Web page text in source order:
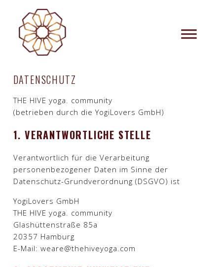
DATENSCHUTZ
THE HIVE yoga. community
(betrieben durch die YogiLovers GmbH)
1. VERANTWORTLICHE STELLE
Verantwortlich für die Verarbeitung
personenbezogener Daten im Sinne der
Datenschutz-Grundverordnung (DSGVO) ist
YogiLovers GmbH
THE HIVE yoga. community
Glashüttenstraße 85a
20357 Hamburg
E-Mail: weare@thehiveyoga.com​